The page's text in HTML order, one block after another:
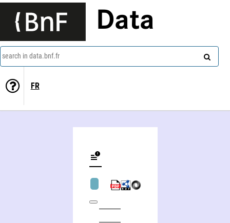
Data
search in data.bnf.fr
FR